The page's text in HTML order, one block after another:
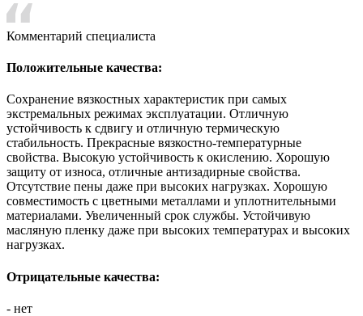
Комментарий специалиста
Положительные качества:
Сохранение вязкостных характеристик при самых
экстремальных режимах эксплуатации. Отличную
устойчивость к сдвигу и отличную термическую
стабильность. Прекрасные вязкостно-температурные
свойства. Высокую устойчивость к окислению. Хорошую
защиту от износа, отличные антизадирные свойства.
Отсутствие пены даже при высоких нагрузках. Хорошую
совместимость с цветными металлами и уплотнительными
материалами. Увеличенный срок службы. Устойчивую
масляную пленку даже при высоких температурах и высоких
нагрузках.
Отрицательные качества:
- нет